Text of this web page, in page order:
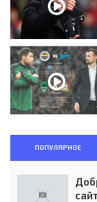
ПОПУЛЯРНОЕ